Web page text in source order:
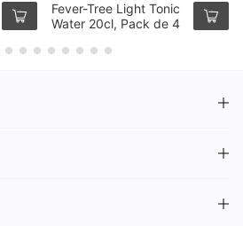
Fever-Tree Light Tonic
Water 20cl, Pack de 4